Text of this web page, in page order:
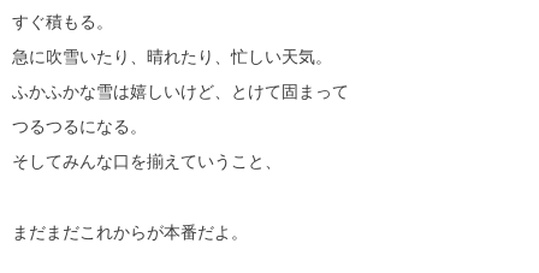
すぐ積もる。
急に吹雪いたり、晴れたり、忙しい天気。
ふかふかな雪は嬉しいけど、とけて固まって
つるつるになる。
そしてみんな口を揃えていうこと、
まだまだこれからが本番だよ。